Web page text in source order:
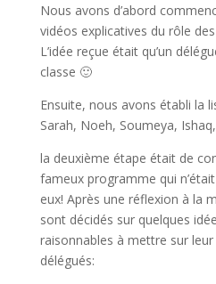
Nous avons d’abord
vidéos explicatives du rôle
L’idée reçue était qu’un
classe 🙂
Ensuite, nous avons établi la
Sarah, Noeh, Soumeya,
la deuxième étape était de
fameux programme qui
eux! Après une réflexion à la
sont décidés sur quelques
raisonnables à mettre sur
délégués: